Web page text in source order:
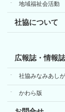
地域福祉会活動
社協について
広報誌・情報誌
社協みなみあし
かわら版